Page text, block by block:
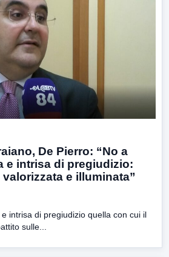
De Pierro: “No a
e intrisa di pregiudizio:
e illuminata”
e intrisa di pregiudizio quella con cui il
sulle...